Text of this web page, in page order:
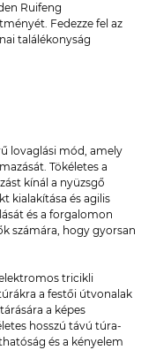
Ruifeng
Fedezze fel az
találékonyság
lovaglási mód, amely
Tökéletes a
kínál a nyüzsgő
kialakítása és agilis
és a forgalomon
számára, hogy gyorsan
tricikli
a festői útvonalak
a képes
hosszú távú túra-
és a kényelem